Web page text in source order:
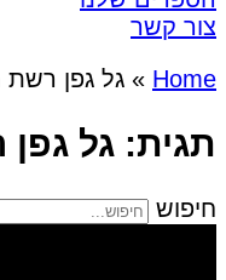
צור קשר
Home
» גל גפן רשת
תגית: גל
חיפוש